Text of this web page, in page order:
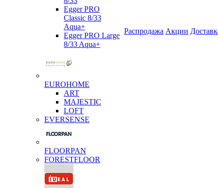
Egger PRO
Classic 8/33
Aqua+
Egger PRO Large
8/33 Aqua+
EUROHOME
ART
MAJESTIC
LOFT
EVERSENSE
FLOORPAN
FORESTFLOOR
Распродажа Акции